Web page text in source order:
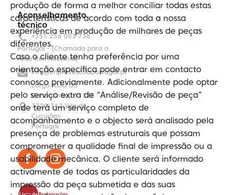
produção de forma a melhor conciliar todas estas
características de acordo com toda a nossa
experiência em produção de milhares de peças
diferentes.
Caso o cliente tenha preferência por uma
orientação específica pode entrar em contacto
connosco previamente. Adicionalmente pode optar
pelo serviço extra de “Análise/Revisão de peça”
onde terá um serviço completo de
acompanhamento e o objecto será analisado pela
presença de problemas estruturais que possam
comprometer a qualidade final de impressão ou a
usabilidade mecânica. O cliente será informado
activamente de todas as particularidades da
impressão da peça submetida e das suas
Aconselhamento
técnico
+351 256 003 738
Portugal - (Chamada para a
rede fixa nacional)
info@impressao3dportugal.pt
Largo Asilo da
Gandarinha, nº 128
3720-362 Vila de
Cucujães
Portugal